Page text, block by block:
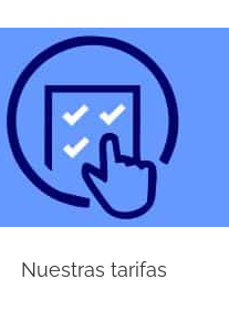
Nuestras tarifas